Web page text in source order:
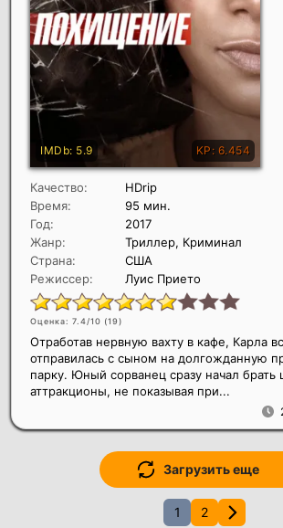
Качество:
HDrip
Время:
95 мин.
Год:
2017
Жанр:
Триллер, Криминал
Страна:
США
Режиссер:
Луис Прието
Оценка: 7.4/10 (19)
Отработав нервную вахту в кафе, Карла
отправилась с сыном на долгожданную
парку. Юный сорванец сразу начал
аттракционы, не показывая при...
Загрузить еще
1 2